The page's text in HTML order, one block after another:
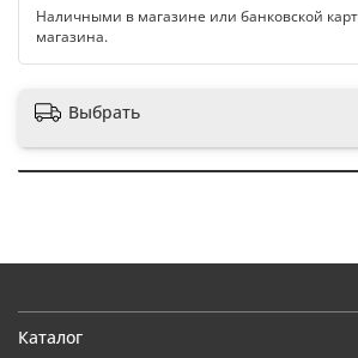
Наличными в магазине или банковской
магазина.
Выбрать
Каталог